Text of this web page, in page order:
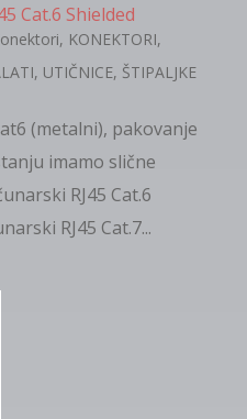
Cat.6 Shielded
, KONEKTORI,
UTIČNICE, ŠTIPALJKE
(metalni), pakovanje
imamo slične
RJ45 Cat.6
RJ45 Cat.7...